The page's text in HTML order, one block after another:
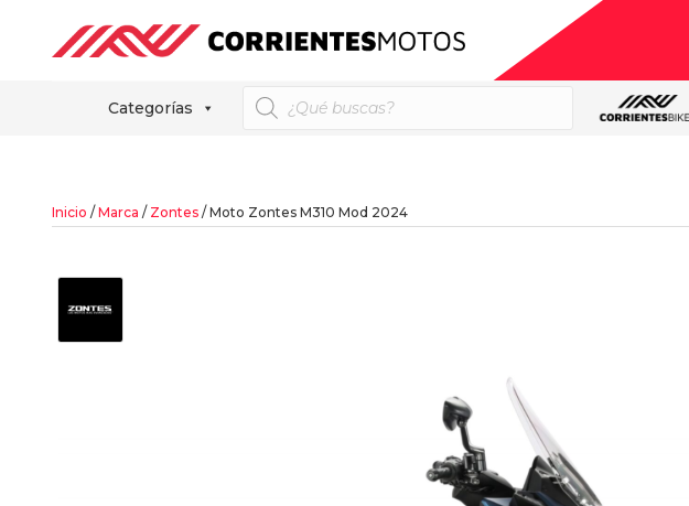
Categorías de
productos
Inicio / Marca / Zontes / Moto Zontes M310 Mod 2024